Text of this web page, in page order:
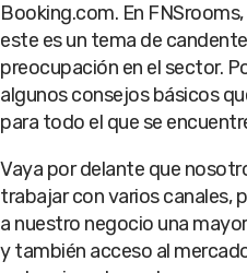
Booking.com. En
este es un tema de
preocupación en el sector.
algunos consejos básicos
para todo el que se
Vaya por delante que
trabajar con varios canales,
a nuestro negocio una
y también acceso al